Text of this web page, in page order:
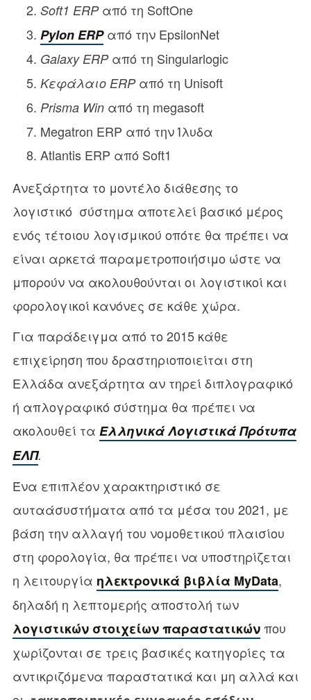
Soft1 ERPαπό τη SoftOne
Pylon ERPαπό την ΕpsilonNet
Galaxy ERPαπό τη Singularlogic
Κεφάλαιο ERPαπό τη Unisoft
Prisma Winαπό τη megasoft
Megatron ERP από την Ίλυδα
Atlantis ERP από Soft1
Ανεξάρτητα το μοντέλο διάθεσης το
λογιστικό σύστημα αποτελεί βασικό μέρος
ενός τέτοιου λογισμικού οπότε θα πρέπει να
είναι αρκετά παραμετροποιήσιμο ώστε να
μπορούν να ακολουθούνται οι λογιστικοί και
φορολογικοί κανόνες σε κάθε χώρα.
Για παράδειγμα από το 2015 κάθε
επιχείρηση που δραστηριοποιείται στη
Ελλάδα ανεξάρτητα αν τηρεί διπλογραφικό
ή απλογραφικό σύστημα θα πρέπει να
ακολουθεί τα Ελληνικά Λογιστικά Πρότυπα
ΕΛΠ.
Ένα επιπλέον χαρακτηριστικό σε
αυταάσυστήματα από τα μέσα του 2021, με
βάση την αλλαγή του νομοθετικού πλαισίου
στη φορολογία, θα πρέπει να υποστηρίζεται
η λειτουργία ηλεκτρονικά βιβλία MyData,
δηλαδή η λεπτομερής αποστολή των
λογιστικών στοιχείων παραστατικώνπου
χωρίζονται σε τρεις βασικές κατηγορίες τα
αντικριζόμενα παραστατικά και μη αλλά και